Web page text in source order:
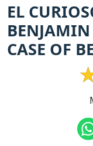
EL
CASE OF